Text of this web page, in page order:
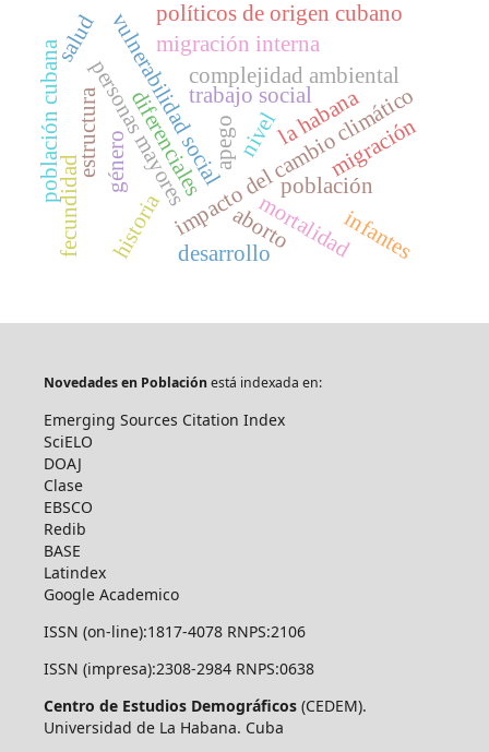
complejidad ambiental
impacto del cambio climático
población
vulnerabilidad socialtrabajo social
personas mayores
migración interna
género
políticos de origen cubano
diferenciales
estructura
fecundidad
la habana
nivel
población cubana
mortalidad
migración
aborto
salud
historia desarrollo infantes
apego
Novedades en Poblaciónestá indexada en:
Emerging Sources Citation Index
SciELO
DOAJ
Clase
EBSCO
Redib
BASE
Latindex
Google Academico
ISSN (on-line):1817-4078 RNPS:2106
ISSN (impresa):2308-2984 RNPS:0638
Centro de Estudios Demográficos(CEDEM).
Universidad de La Habana. Cuba